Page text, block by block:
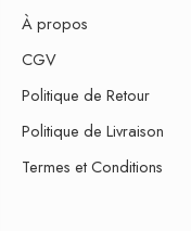
À propos
CGV
Politique de Retour
Politique de Livraison
Termes et Conditions